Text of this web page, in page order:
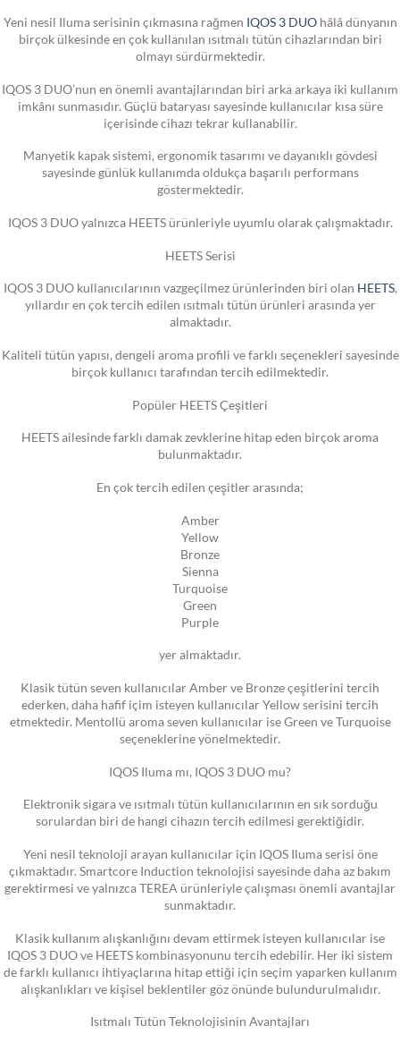
Yeni nesil Iluma serisinin çıkmasına rağmen IQOS 3 DUOhâlâ dünyanın
birçok ülkesinde en çok kullanılan ısıtmalı tütün cihazlarından biri
olmayı sürdürmektedir.
IQOS 3 DUO’nun en önemli avantajlarından biri arka arkaya iki kullanım
imkânı sunmasıdır. Güçlü bataryası sayesinde kullanıcılar kısa süre
içerisinde cihazı tekrar kullanabilir.
Manyetik kapak sistemi, ergonomik tasarımı ve dayanıklı gövdesi
sayesinde günlük kullanımda oldukça başarılı performans
göstermektedir.
IQOS 3 DUO yalnızca HEETS ürünleriyle uyumlu olarak çalışmaktadır.
HEETS Serisi
IQOS 3 DUO kullanıcılarının vazgeçilmez ürünlerinden biri olan HEETS,
yıllardır en çok tercih edilen ısıtmalı tütün ürünleri arasında yer
almaktadır.
Kaliteli tütün yapısı, dengeli aroma profili ve farklı seçenekleri sayesinde
birçok kullanıcı tarafından tercih edilmektedir.
Popüler HEETS Çeşitleri
HEETS ailesinde farklı damak zevklerine hitap eden birçok aroma
bulunmaktadır.
En çok tercih edilen çeşitler arasında;
Amber
Yellow
Bronze
Sienna
Turquoise
Green
Purple
yer almaktadır.
Klasik tütün seven kullanıcılar Amber ve Bronze çeşitlerini tercih
ederken, daha hafif içim isteyen kullanıcılar Yellow serisini tercih
etmektedir. Mentollü aroma seven kullanıcılar ise Green ve Turquoise
seçeneklerine yönelmektedir.
IQOS Iluma mı, IQOS 3 DUO mu?
Elektronik sigara ve ısıtmalı tütün kullanıcılarının en sık sorduğu
sorulardan biri de hangi cihazın tercih edilmesi gerektiğidir.
Yeni nesil teknoloji arayan kullanıcılar için IQOS Iluma serisi öne
çıkmaktadır. Smartcore Induction teknolojisi sayesinde daha az bakım
gerektirmesi ve yalnızca TEREA ürünleriyle çalışması önemli avantajlar
sunmaktadır.
Klasik kullanım alışkanlığını devam ettirmek isteyen kullanıcılar ise
IQOS 3 DUO ve HEETS kombinasyonunu tercih edebilir. Her iki sistem
de farklı kullanıcı ihtiyaçlarına hitap ettiği için seçim yaparken kullanım
alışkanlıkları ve kişisel beklentiler göz önünde bulundurulmalıdır.
Isıtmalı Tütün Teknolojisinin Avantajları